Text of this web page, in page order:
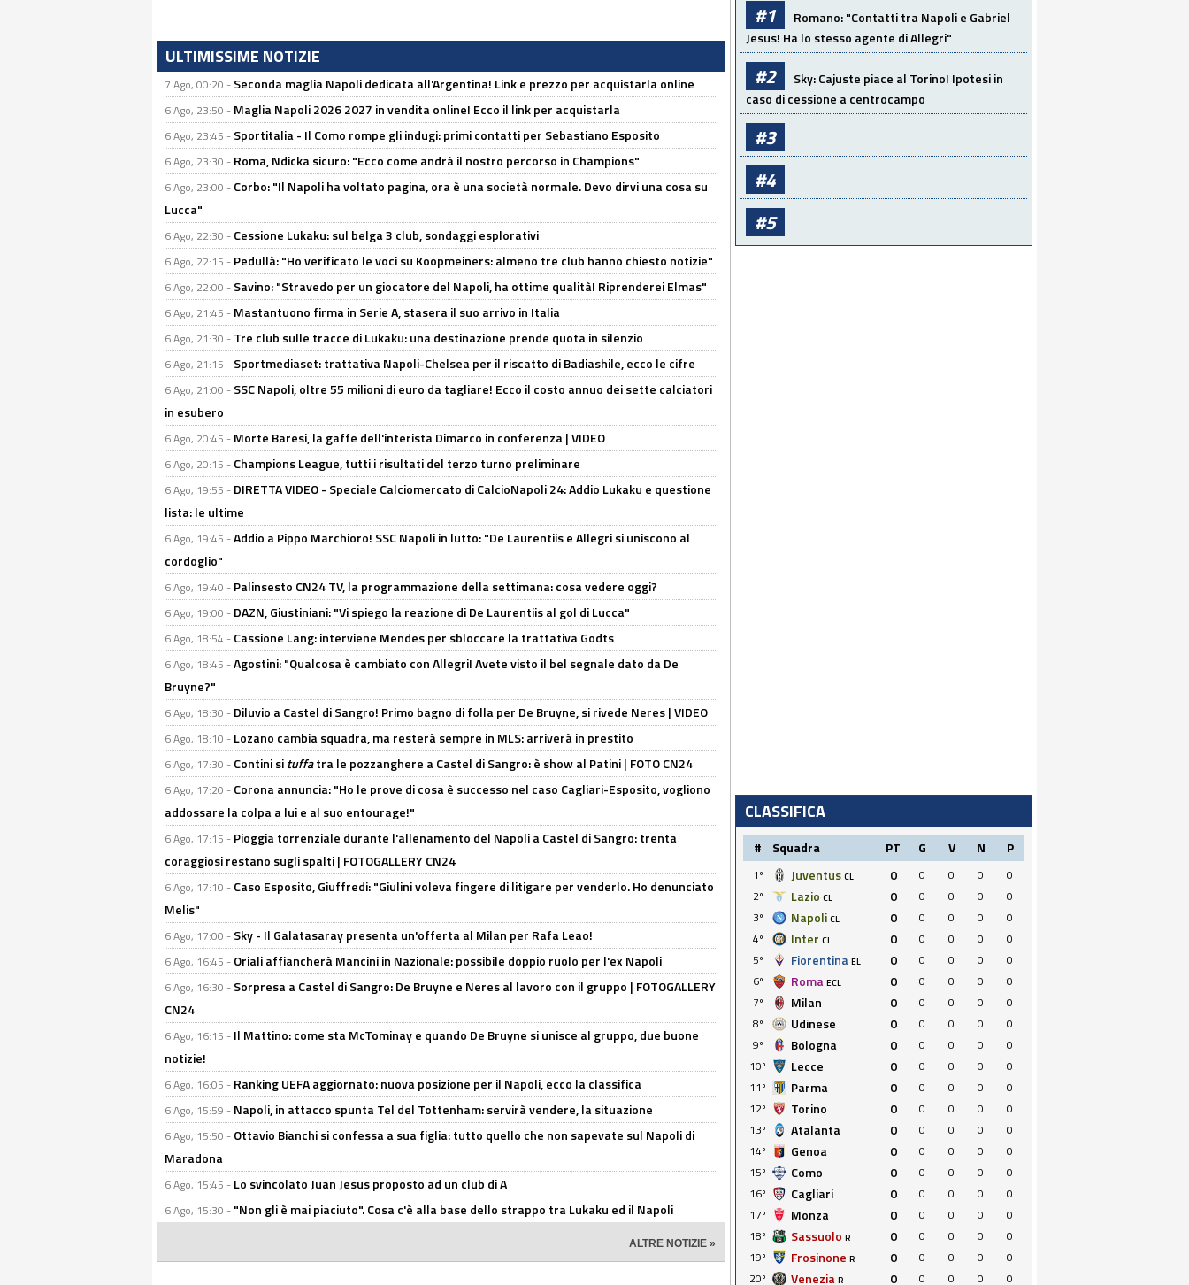
ULTIMISSIME NOTIZIE
7 Ago, 00:20 - Seconda maglia Napoli dedicata all'Argentina! Link e prezzo per acquistarla online
6 Ago, 23:50 - Maglia Napoli 2026 2027 in vendita online! Ecco il link per acquistarla
6 Ago, 23:45 - Sportitalia - Il Como rompe gli indugi: primi contatti per Sebastiano Esposito
6 Ago, 23:30 - Roma, Ndicka sicuro: "Ecco come andrà il nostro percorso in Champions"
6 Ago, 23:00 - Corbo: "Il Napoli ha voltato pagina, ora è una società normale. Devo dirvi una cosa su
Lucca"
6 Ago, 22:30 - Cessione Lukaku: sul belga 3 club, sondaggi esplorativi
6 Ago, 22:15 - Pedullà: "Ho verificato le voci su Koopmeiners: almeno tre club hanno chiesto notizie"
6 Ago, 22:00 - Savino: "Stravedo per un giocatore del Napoli, ha ottime qualità! Riprenderei Elmas"
6 Ago, 21:45 - Mastantuono firma in Serie A, stasera il suo arrivo in Italia
6 Ago, 21:30 - Tre club sulle tracce di Lukaku: una destinazione prende quota in silenzio
6 Ago, 21:15 - Sportmediaset: trattativa Napoli-Chelsea per il riscatto di Badiashile, ecco le cifre
6 Ago, 21:00 - SSC Napoli, oltre 55 milioni di euro da tagliare! Ecco il costo annuo dei sette calciatori
in esubero
6 Ago, 20:45 - Morte Baresi, la gaffe dell'interista Dimarco in conferenza | VIDEO
6 Ago, 20:15 - Champions League, tutti i risultati del terzo turno preliminare
6 Ago, 19:55 - DIRETTA VIDEO - Speciale Calciomercato di CalcioNapoli 24: Addio Lukaku e questione
lista: le ultime
6 Ago, 19:45 -Addio a Pippo Marchioro! SSC Napoli in lutto: "De Laurentiis e Allegri si uniscono al
cordoglio"
6 Ago, 19:40 - Palinsesto CN24 TV, la programmazione della settimana: cosa vedere oggi?
6 Ago, 19:00 - DAZN, Giustiniani: "Vi spiego la reazione di De Laurentiis al gol di Lucca"
6 Ago, 18:54 - Cassione Lang: interviene Mendes per sbloccare la trattativa Godts
6 Ago, 18:45 -Agostini: "Qualcosa è cambiato con Allegri! Avete visto il bel segnale dato da De
Bruyne?"
6 Ago, 18:30 - Diluvio a Castel di Sangro! Primo bagno di folla per De Bruyne, si rivede Neres | VIDEO
6 Ago, 18:10 - Lozano cambia squadra, ma resterà sempre in MLS: arriverà in prestito
6 Ago, 17:30 - Contini situffatra le pozzanghere a Castel di Sangro: è show al Patini | FOTO CN24
6 Ago, 17:20 - Corona annuncia: "Ho le prove di cosa è successo nel caso Cagliari-Esposito, vogliono
addossare la colpa a lui e al suo entourage!"
6 Ago, 17:15 - Pioggia torrenziale durante l'allenamento del Napoli a Castel di Sangro: trenta
coraggiosi restano sugli spalti | FOTOGALLERY CN24
6 Ago, 17:10 - Caso Esposito, Giuffredi: "Giulini voleva fingere di litigare per venderlo. Ho denunciato
Melis"
6 Ago, 17:00 - Sky - Il Galatasaray presenta un'offerta al Milan per Rafa Leao!
6 Ago, 16:45 - Oriali affiancherà Mancini in Nazionale: possibile doppio ruolo per l'ex Napoli
6 Ago, 16:30 - Sorpresa a Castel di Sangro: De Bruyne e Neres al lavoro con il gruppo | FOTOGALLERY
CN24
6 Ago, 16:15 - Il Mattino: come sta McTominay e quando De Bruyne si unisce al gruppo, due buone
notizie!
6 Ago, 16:05 - Ranking UEFA aggiornato: nuova posizione per il Napoli, ecco la classifica
6 Ago, 15:59 - Napoli, in attacco spunta Tel del Tottenham: servirà vendere, la situazione
6 Ago, 15:50 - Ottavio Bianchi si confessa a sua figlia: tutto quello che non sapevate sul Napoli di
Maradona
6 Ago, 15:45 - Lo svincolato Juan Jesus proposto ad un club di A
6 Ago, 15:30 - "Non gli è mai piaciuto". Cosa c'è alla base dello strappo tra Lukaku ed il Napoli
ALTRE NOTIZIE »
#1
Romano: "Contatti tra Napoli e Gabriel
Jesus! Ha lo stesso agente di Allegri"
#2
Sky: Cajuste piace al Torino! Ipotesi in
caso di cessione a centrocampo
#3
#4
#5
CLASSIFICA
# Squadra PT G V N P
1º Juventus CL 0 0 0 0
0
2º
Lazio CL 0 0 0 0
0
3º
Napoli CL 0 0 0 0
0
4º
Inter CL 0 0 0 0
0
5º
Fiorentina EL 0 0 0 0
0
6º
Roma ECL 0 0 0 0
0
7º
Milan 0 0 0 0
0
8º
Udinese 0 0 0 0
0
9º
Bologna 0 0 0 0
0
10º
Lecce 0 0 0 0
0
11º
Parma 0 0 0 0
0
12º
Torino 0 0 0 0
0
13º
Atalanta 0 0 0 0
0
14º
Genoa 0 0 0 0
0
15º
Como 0 0 0 0
0
16º
Cagliari 0 0 0 0
0
17º
Monza 0 0 0 0
0
18º
Sassuolo R 0 0 0 0
0
19º
Frosinone R 0 0 0 0
0
20º
Venezia R 0 0 0 0 0